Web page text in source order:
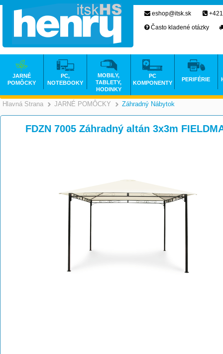
Hlavná Strana >
JARNÉ POMÔCKY >
Záhradný Nábytok
FDZN 7005 Záhradný altán 3x3m
eshop@itsk.sk
Často kladené otázky
JARNÉ
POMÔCKY
PC,
NOTEBOOKY
MOBILY,
TABLETY,
HODINKY
PC
KOMPONENTY
PERIFÉRIE